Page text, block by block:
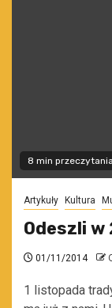
8 min przeczytania
Artykuły Kultura
Odeszli w
01/11/2014
1 listopada